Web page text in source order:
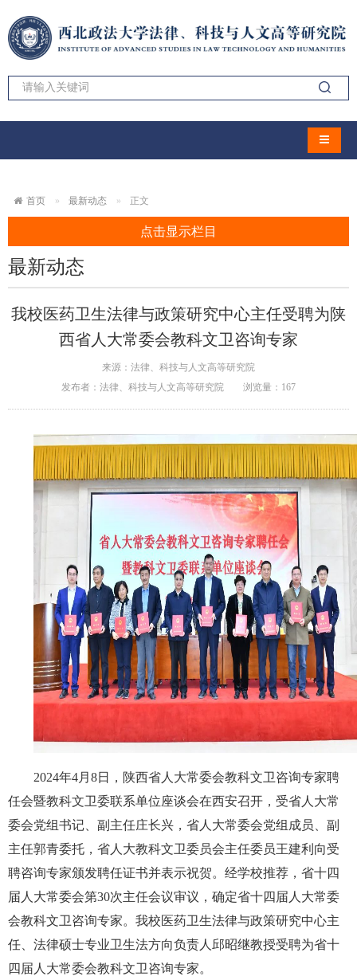
导航切
首页 最新动态 正文
点击显示栏目
最新动态
我校医药卫生法律与政策研究中心主任受聘为陕
西省人大常委会教科文卫咨询专家
来源：法律、科技与人文高等研究院
发布者：法律、科技与人文高等研究院
浏览量： 167
2024年4月8日，陕西省人大常委会教科文卫咨询专家聘
任会暨教科文卫委联系单位座谈会在西安召开，受省人大常
委会党组书记、副主任庄长兴，省人大常委会党组成员、副
主任郭青委托，省人大教科文卫委员会主任委员王建利向受
聘咨询专家颁发聘任证书并表示祝贺。经学校推荐，省十四
届人大常委会第30次主任会议审议，确定省十四届人大常委
会教科文卫咨询专家。我校医药卫生法律与政策研究中心主
任、法律硕士专业卫生法方向负责人邱昭继教授受聘为省十
四届人大常委会教科文卫咨询专家。